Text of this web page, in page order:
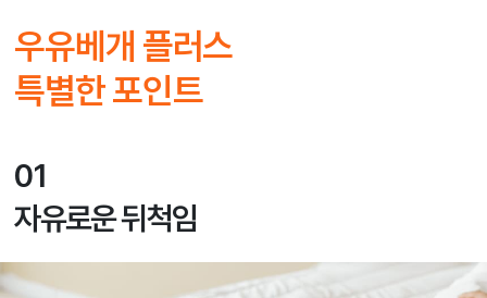
우유베개 플러스
특별한 포인트
01
자유로운 뒤척임